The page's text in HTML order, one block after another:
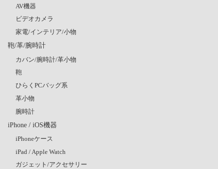
AV機器
ビデオカメラ
家電/インテリア/小物
鞄/革/腕時計
カバン/腕時計/革小物
鞄
ひらくPCバッグ系
革小物
腕時計
iPhone / iOS機器
iPhoneケース
iPad / Apple Watch
ガジェット/アクセサリー